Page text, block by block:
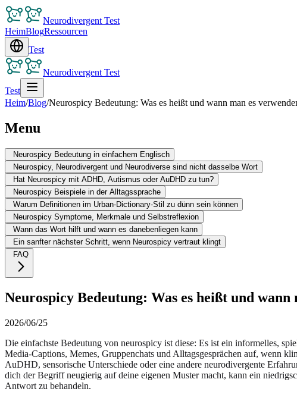
Neurodivergent Test
HeimBlogRessourcen
Test
Neurodivergent Test
Test
Heim/Blog/Neurospicy Bedeutung: Was es heißt und wann man es
Menu
Neurospicy Bedeutung in einfachem Englisch
Neurospicy, Neurodivergent und Neurodiverse sind nicht dasselbe Wort
Hat Neurospicy mit ADHD, Autismus oder AuDHD zu tun?
Neurospicy Beispiele in der Alltagssprache
Warum Definitionen im Urban-Dictionary-Stil zu dünn sein können
Neurospicy Symptome, Merkmale und Selbstreflexion
Wann das Wort hilft und wann es danebenliegen kann
Ein sanfter nächster Schritt, wenn Neurospicy vertraut klingt
FAQ
Neurospicy Bedeutung: Was es heißt und wann
2026/06/25
Die einfachste Bedeutung von neurospicy ist diese: Es ist ein informelles,
Media-Captions, Memes, Gruppenchats und Alltagsgesprächen auf, wenn
AuDHD, sensorische Unterschiede oder eine andere neurodivergente
dich der Begriff neugierig auf deine eigenen Muster macht, kann ein
Antwort zu behandeln.